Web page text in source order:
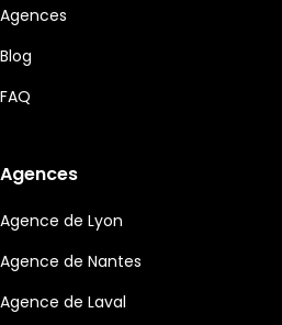
Agences
Blog
FAQ
Agences
Agence de Lyon
Agence de Nantes
Agence de Laval